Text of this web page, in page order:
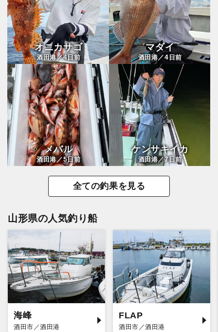
オニカサゴ
酒田港／4日前
マダイ
酒田港／4 日前
メバル
酒田港／5日前
ケンサキイカ
酒田港／7日前
全ての釣果を見る
山形県の人気釣り船
海峰
酒田市／酒田港
FLAP
酒田市／酒田港